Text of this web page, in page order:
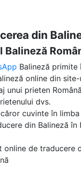
din
Balineză primite
online din
unui prieten
dvs.
cuvinte în
din Balineză
online de traducere